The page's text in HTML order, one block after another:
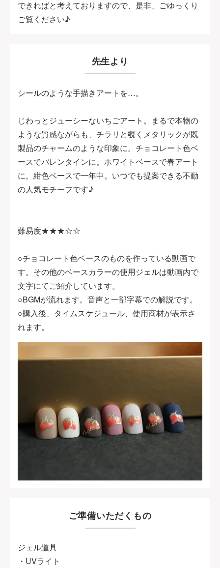
できればと考えておりますので、是非、ごゆっくり
ご覧ください♪
先生より
シールのような手描きアートを…。
じわっとジューシーないちごアート。まるで本物の
ような質感ながらも、チラリと覗くメタリックが既
製品のチャームのような印象に。チョコレート色ベ
ースでバレンタインに。ホワイトベースで春アート
に。紺色ベースで一年中。いつでも提案できる不動
の人気モチーフです♪
難易度★★★☆☆
○チョコレート色ベースのものを作っている動画で
す。その他のベースカラーの使用ジェルは動画内で
文字にてご紹介しています。
○BGMが流れます。音声と一部字幕での解説です。
○購入後、タイムスケジュール、使用商材が表示さ
れます。
ご準備いただくもの
ジェル道具
・UVライト